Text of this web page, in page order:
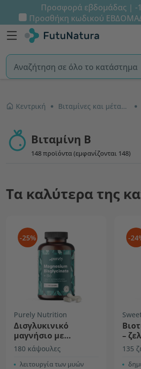
Προσφορά εβδομάδας | -
Προσθήκη κωδικού
Κεντρική Βιταμίνες και μέταλλα
Βιταμίνη B
148 προϊόντα (εμφανίζονται 148)
Τα καλύτερα της
-25%
Purely Nutrition
Δισγλυκινικό
μαγνήσιο με
βιταμίνη B6
180 κάψουλες
λειτουργία των μυών
-
–
νύχια
135